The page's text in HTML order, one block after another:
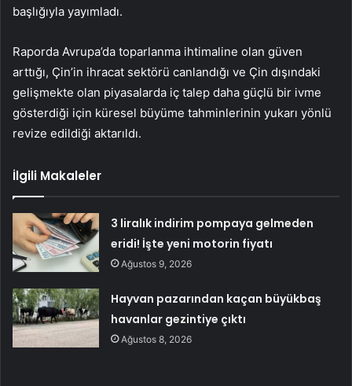
başlığıyla yayımladı.
Raporda Avrupa’da toparlanma ihtimaline olan güven
arttığı, Çin’in ihracat sektörü canlandığı ve Çin dışındaki
gelişmekte olan piyasalarda iç talep daha güçlü bir ivme
gösterdiği için küresel büyüme tahminlerinin yukarı yönlü
revize edildiği aktarıldı.
İlgili Makaleler
3 liralık indirim pompaya gelmeden
eridi! İşte yeni motorin fiyatı
Ağustos 9, 2026
Hayvan pazarından kaçan büyükbaş
havanlar gezintiye çıktı
Ağustos 8, 2026